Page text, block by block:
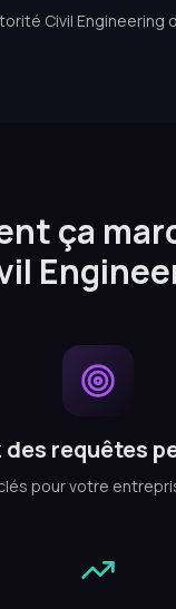
Civil Engineering
ça
requêtes
pour votre